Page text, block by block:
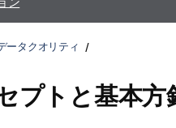
ータクオリティ
プトと基本方